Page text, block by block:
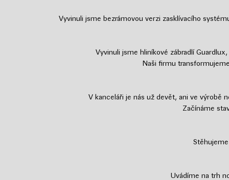
Vyvinuli jsme bezrámovou verzi zasklívacího
Vyvinuli jsme hliníkové zábradlí
Naši firmu transformujeme
V kanceláři je nás už devět, ani ve výrobě
Začínáme
Uvádíme na trh